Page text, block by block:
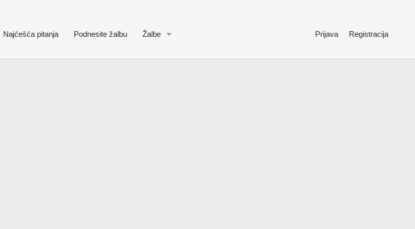
Najćešća pitanja Podnesite žalbu Žalbe Prijava Registracija